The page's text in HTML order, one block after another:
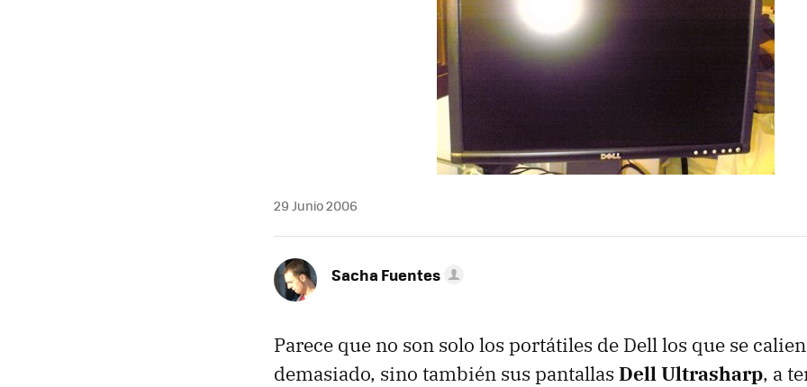
29 Junio 2006
Sacha Fuentes
Parece que no son solo los portátiles de Dell los que se
demasiado, sino también sus pantallas Dell Ultrasharp, a